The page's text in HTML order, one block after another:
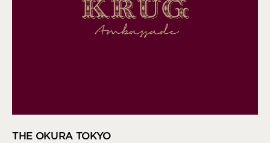
THE OKURA TOKYO